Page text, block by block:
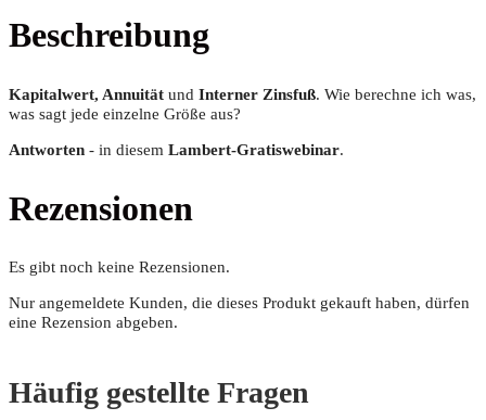
Beschreibung
Kapi­tal­wert, Annui­tät und Inter­ner Zins­fuß. Wie berech­ne ich was,
was sagt jede ein­zel­ne Grö­ße aus?
Ant­wor­ten - in die­sem Lam­bert-Gra­tis­web­i­nar.
Rezensionen
Es gibt noch keine Rezensionen.
Nur angemeldete Kunden, die dieses Produkt gekauft haben, dürfen
eine Rezension abgeben.
Häufig gestellte Fragen